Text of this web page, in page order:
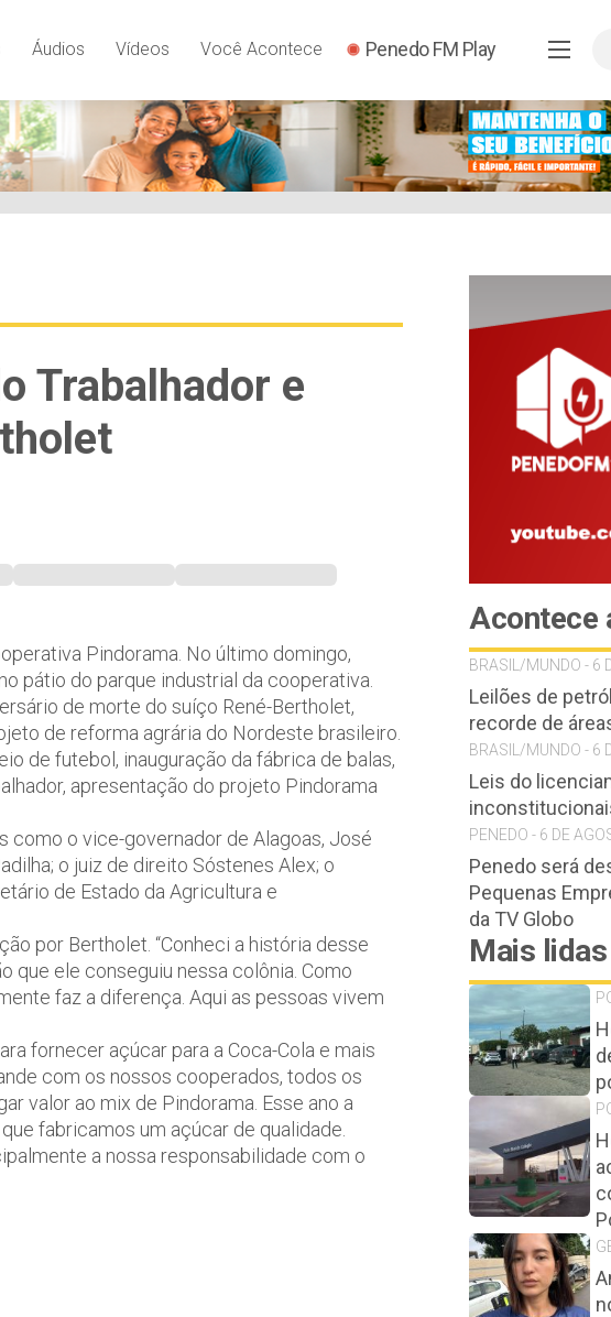
Áudios Vídeos Você Acontece Penedo FM Play
Trabalhador e
Pindorama. No último domingo,
pátio do parque industrial da cooperativa.
de morte do suíço René-Bertholet,
de reforma agrária do Nordeste brasileiro.
de futebol, inauguração da fábrica de balas,
apresentação do projeto Pindorama
como o vice-governador de Alagoas, José
o juiz de direito Sóstenes Alex; o
de Estado da Agricultura e
por Bertholet. “Conheci a história desse
que ele conseguiu nessa colônia. Como
faz a diferença. Aqui as pessoas vivem
fornecer açúcar para a Coca-Cola e mais
com os nossos cooperados, todos os
valor ao mix de Pindorama. Esse ano a
fabricamos um açúcar de qualidade.
a nossa responsabilidade com o
Acontece
BRASIL/MUNDO - 6
Leilões de
recorde de
BRASIL/MUNDO - 6
Leis do
PENEDO - 6 DE
Penedo será
Pequenas
da TV Globo
Mais lidas